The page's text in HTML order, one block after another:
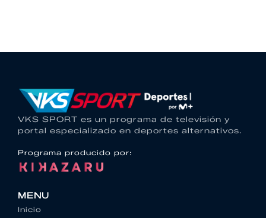
VKS SPORT es un programa de televisión y
portal especializado en deportes alternativos.
Programa producido por:
MENU
Inicio